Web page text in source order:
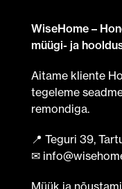
WiseHome –
müügi- ja
Aitame kliente
tegeleme
remondiga.
📍 Teguri 39,
✉
Müük ja